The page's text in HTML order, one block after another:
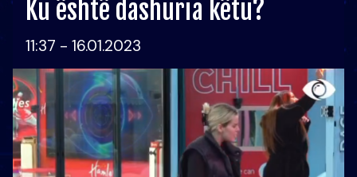
Ku është dashuria këtu?
11:37 - 16.01.2023